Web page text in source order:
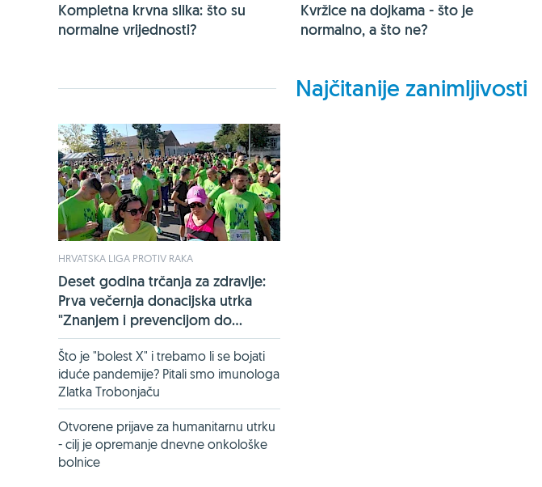
Kompletna krvna slika: što su
normalne vrijednosti?
Kvržice na dojkama - što je
normalno, a što ne?
Najčitanije zanimljivosti
HRVATSKA LIGA PROTIV RAKA
Deset godina trčanja za zdravlje:
Prva večernja donacijska utrka
"Znanjem i prevencijom do...
Što je "bolest X" i trebamo li se bojati
iduće pandemije? Pitali smo imunologa
Zlatka Trobonjaču
Otvorene prijave za humanitarnu utrku
- cilj je opremanje dnevne onkološke
bolnice